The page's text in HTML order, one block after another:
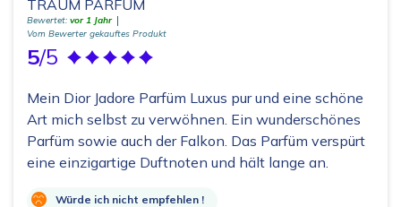
TRAUM PARFÜM
Bewertet: vor 1 Jahr
Vom Bewerter gekauftes Produkt
5/5
Mein Dior Jadore Parfüm Luxus pur und eine schöne
Art mich selbst zu verwöhnen. Ein wunderschönes
Parfüm sowie auch der Falkon. Das Parfüm verspürt
eine einzigartige Duftnoten und hält lange an.
Würde ich nicht empfehlen !